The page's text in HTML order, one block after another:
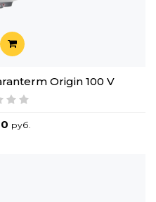
Origin 100 V
руб.